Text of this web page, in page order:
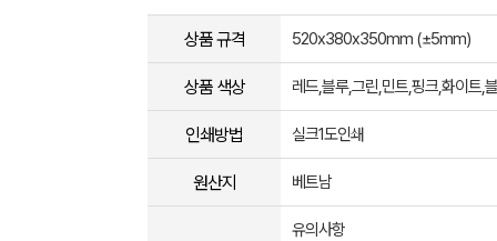
상품 규격 520x380x350mm (±5mm)
상품 색상 레드,블루,그린,민트,핑크,화이트,
인쇄방법 실크1도인쇄
원산지 베트남
유의사항